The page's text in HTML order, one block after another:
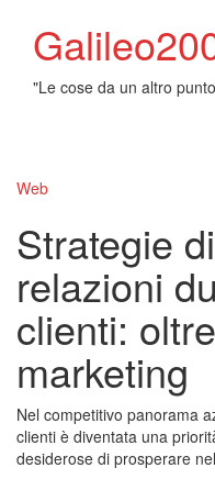
"Le cose da un altro
Web
Strategie
relazioni
clienti:
marketing
Nel competitivo panorama
clienti è diventata una
desiderose di prosperare